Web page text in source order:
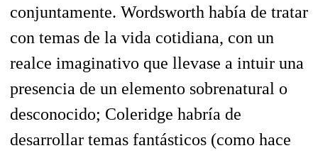
conjuntamente. Wordsworth había de tratar
con temas de la vida cotidiana, con un
realce imaginativo que llevase a intuir una
presencia de un elemento sobrenatural o
desconocido; Coleridge habría de
desarrollar temas fantásticos (como hace